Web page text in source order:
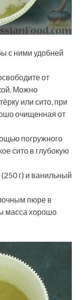
с ними удобней
от
Можно
или сито, при
очищенная от
погружного
сито в глубокую
г) и ванильный
пюре в
масса хорошо